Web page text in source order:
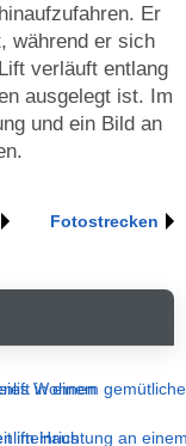
Er
während er sich
verläuft entlang
ausgelegt ist. Im
und ein Bild an
Fotostrecken